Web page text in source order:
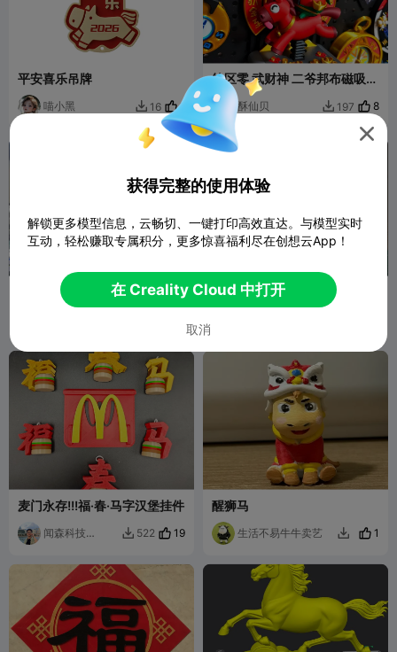
平安喜乐吊牌
喵小黑  16 1
绝区零 武财神 二爷邦布磁吸摇
摇乐摆件 吧唧托
酥仙贝  197 8
新春洛克王国迪莫
Four Joy Tangyuan Lantern
• Lantern Festival Home
麦门永存!!!福·春·马字汉堡挂件
闻森科技
 522 19
醒狮马
生活不易牛牛卖艺  1

获得完整的使用体验
解锁更多模型信息，云畅切、一键打印高效直达。与模型实时
互动，轻松赚取专属积分，更多惊喜福利尽在创想云App！
在 Creality Cloud 中打开
取消